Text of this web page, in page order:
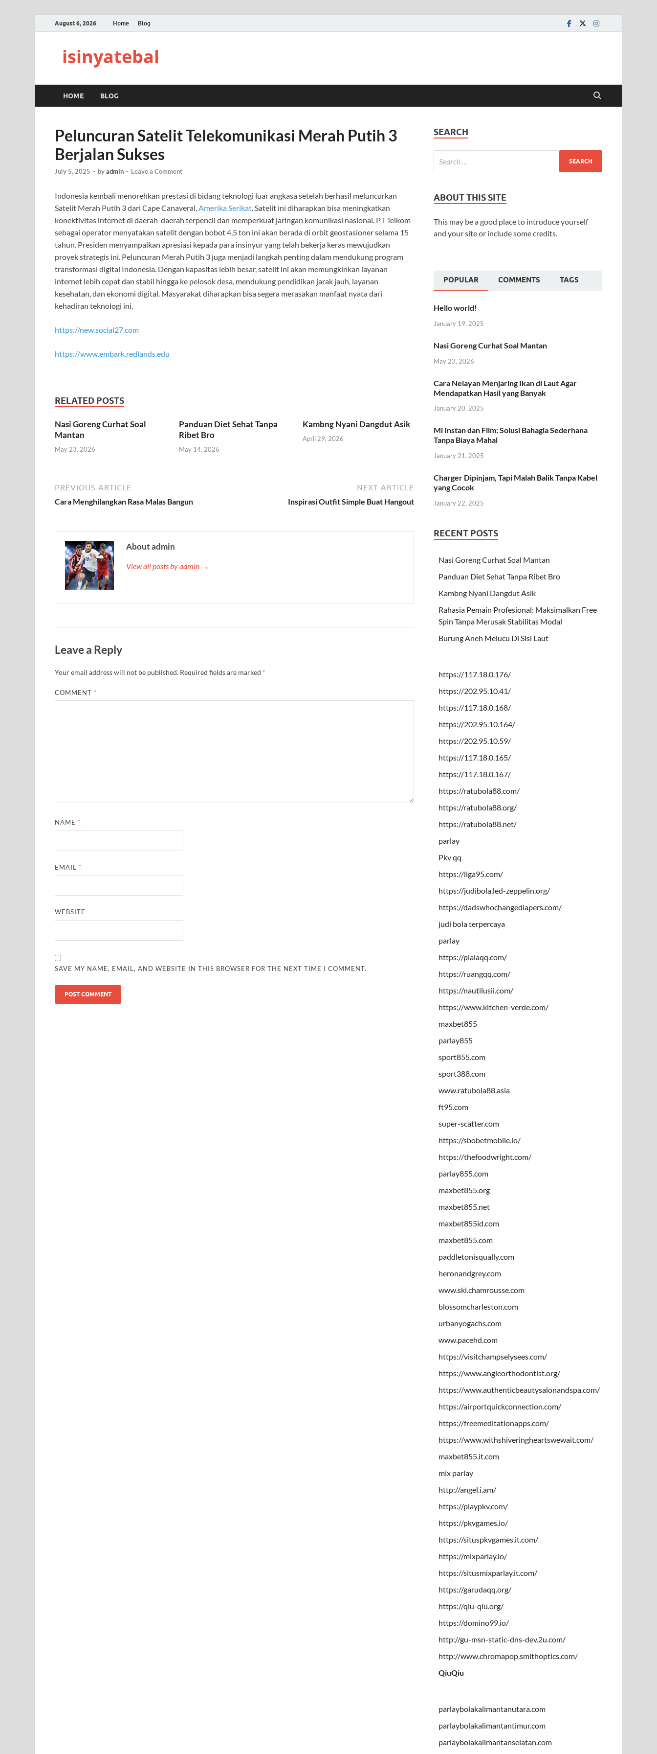
August 6, 2026 Home Blog
isinyatebal
HOME BLOG
Peluncuran Satelit Telekomunikasi Merah Putih 3
Berjalan Sukses
July 5, 2025 - byadmin - Leave a Comment
Indonesia kembali menorehkan prestasi di bidang teknologi luar angkasa setelah berhasil meluncurkan
Satelit Merah Putih 3 dari Cape Canaveral,Amerika Serikat. Satelit ini diharapkan bisa meningkatkan
konektivitas internet di daerah-daerah terpencil dan memperkuat jaringan komunikasi nasional. PT Telkom
sebagai operator menyatakan satelit dengan bobot 4,5 ton ini akan berada di orbit geostasioner selama 15
tahun. Presiden menyampaikan apresiasi kepada para insinyur yang telah bekerja keras mewujudkan
proyek strategis ini. Peluncuran Merah Putih 3 juga menjadi langkah penting dalam mendukung program
transformasi digital Indonesia. Dengan kapasitas lebih besar, satelit ini akan memungkinkan layanan
internet lebih cepat dan stabil hingga ke pelosok desa, mendukung pendidikan jarak jauh, layanan
kesehatan, dan ekonomi digital. Masyarakat diharapkan bisa segera merasakan manfaat nyata dari
kehadiran teknologi ini.
https://new.social27.com
https://www.embark.redlands.edu
RELATED POSTS
Nasi Goreng Curhat Soal
Mantan
May 23, 2026
Panduan Diet Sehat Tanpa
Ribet Bro
May 14, 2026
Kambng Nyani Dangdut Asik
April 29, 2026
PREVIOUS ARTICLE
Cara Menghilangkan Rasa Malas Bangun
NEXT ARTICLE
Inspirasi Outfit Simple Buat Hangout
About admin
View all posts by admin →
Leave a Reply
Your email address will not be published. Required fields are marked *
COMMENT *
NAME *
EMAIL *
WEBSITE
SAVE MY NAME, EMAIL, AND WEBSITE IN THIS BROWSER FOR THE NEXT TIME I COMMENT.
SEARCH
ABOUT THIS SITE
This may be a good place to introduce yourself
and your site or include some credits.
POPULAR COMMENTS TAGS
Hello world!
January 19, 2025
Nasi Goreng Curhat Soal Mantan
May 23, 2026
Cara Nelayan Menjaring Ikan di Laut Agar
Mendapatkan Hasil yang Banyak
January 20, 2025
Mi Instan dan Film: Solusi Bahagia Sederhana
Tanpa Biaya Mahal
January 21, 2025
Charger Dipinjam, Tapi Malah Balik Tanpa Kabel
yang Cocok
January 22, 2025
RECENT POSTS
Nasi Goreng Curhat Soal Mantan
Panduan Diet Sehat Tanpa Ribet Bro
Kambng Nyani Dangdut Asik
Rahasia Pemain Profesional: Maksimalkan Free
Spin Tanpa Merusak Stabilitas Modal
Burung Aneh Melucu Di Sisi Laut
https://117.18.0.176/
https://202.95.10.41/
https://117.18.0.168/
https://202.95.10.164/
https://202.95.10.59/
https://117.18.0.165/
https://117.18.0.167/
https://ratubola88.com/
https://ratubola88.org/
https://ratubola88.net/
parlay
Pkv qq
https://liga95.com/
https://judibola.led-zeppelin.org/
https://dadswhochangediapers.com/
judi bola terpercaya
parlay
https://pialaqq.com/
https://ruangqq.com/
https://nautilusii.com/
https://www.kitchen-verde.com/
maxbet855
parlay855
sport855.com
sport388.com
www.ratubola88.asia
ft95.com
super-scatter.com
https://sbobetmobile.io/
https://thefoodwright.com/
parlay855.com
maxbet855.org
maxbet855.net
maxbet855id.com
maxbet855.com
paddletonisqually.com
heronandgrey.com
www.ski.chamrousse.com
blossomcharleston.com
urbanyogachs.com
www.pacehd.com
https://visitchampselysees.com/
https://www.angleorthodontist.org/
https://www.authenticbeautysalonandspa.com/
https://airportquickconnection.com/
https://freemeditationapps.com/
https://www.withshiveringheartswewait.com/
maxbet855.it.com
mix parlay
http://angel.i.am/
https://playpkv.com/
https://pkvgames.io/
https://situspkvgames.it.com/
https://mixparlay.io/
https://situsmixparlay.it.com/
https://garudaqq.org/
https://qiu-qiu.org/
https://domino99.io/
http://gu-msn-static-dns-dev.2u.com/
http://www.chromapop.smithoptics.com/
QiuQiu
parlaybolakalimantanutara.com
parlaybolakalimantantimur.com
parlaybolakalimantanselatan.com